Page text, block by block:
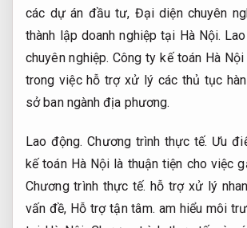
các dự án đầu tư, Đại diện chuyên
thành lập doanh nghiệp tại Hà Nội.
chuyên nghiệp. Công ty kế toán Hà
trong việc hỗ trợ xử lý các thủ tục
sở ban ngành địa phương.
Lao động. Chương trình thực tế. Ưu
kế toán Hà Nội là thuận tiện cho việc
Chương trình thực tế. hỗ trợ xử lý
vấn đề, Hỗ trợ tận tâm. am hiểu môi